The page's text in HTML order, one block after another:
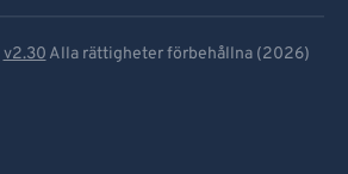
v2.30 Alla rättigheter förbehållna (2026)